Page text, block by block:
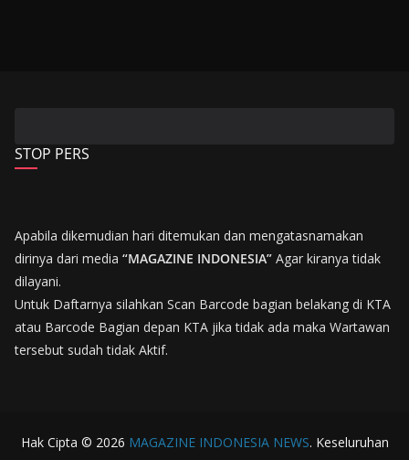
STOP PERS
Apabila dikemudian hari ditemukan dan mengatasnamakan
dirinya dari media “MAGAZINE INDONESIA” Agar kiranya tidak
dilayani.
Untuk Daftarnya silahkan Scan Barcode bagian belakang di KTA
atau Barcode Bagian depan KTA jika tidak ada maka Wartawan
tersebut sudah tidak Aktif.
Hak Cipta © 2026 MAGAZINE INDONESIA NEWS. Keseluruhan